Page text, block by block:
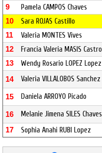
9 Pamela CAMPOS Chaves
10 Sara ROJAS Castillo
11 Valeria MONTES Vives
12 Francia Valeria MASIS Castro
13 Wendy Rosario LOPEZ Lopez
14 Valeria VILLALOBOS Sanchez
15 Daniela ARROYO Picado
16 Melanie Jimena SILES Chaves
17 Sophia Anahi RUBI Lopez